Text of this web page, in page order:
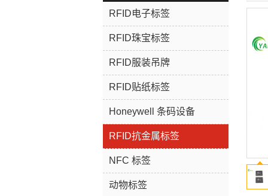
RFID电子标签
RFID珠宝标签
RFID服装吊牌
RFID贴纸标签
Honeywell 条码设备
RFID抗金属标签
NFC 标签
动物标签